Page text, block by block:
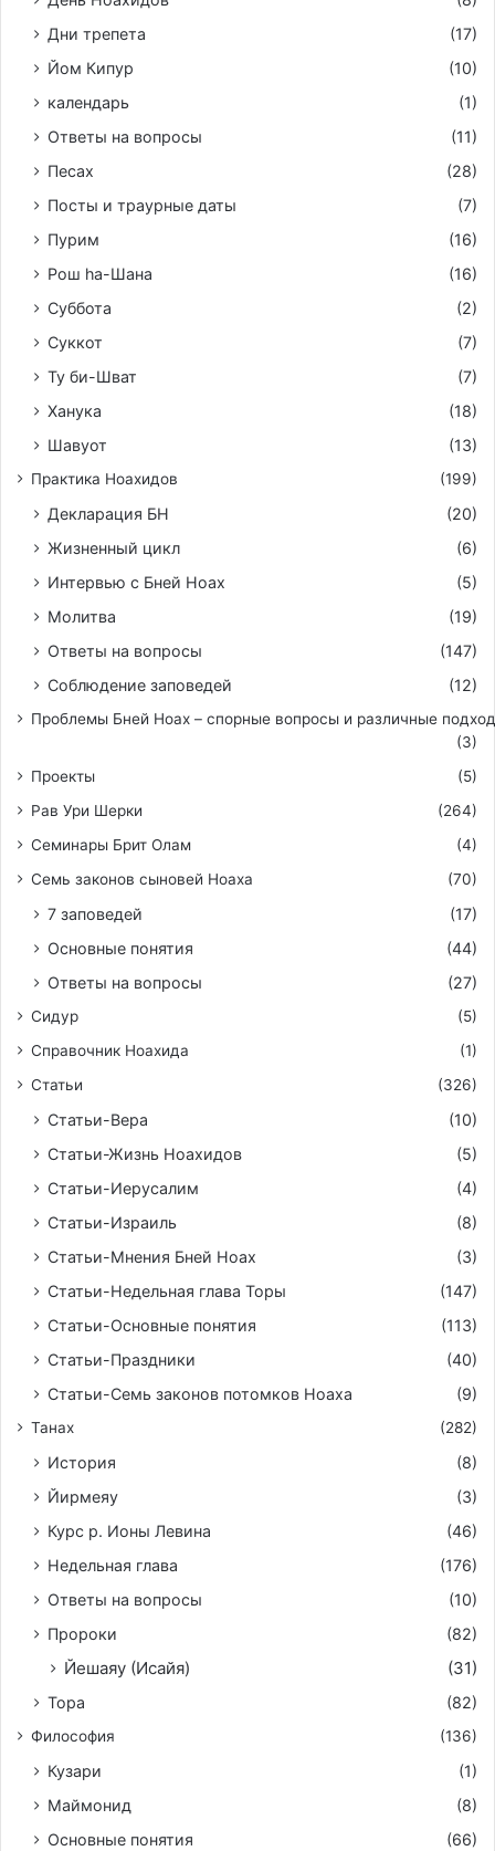
Дни трепета
(17)
Йом Кипур
(10)
календарь
(1)
Ответы на вопросы
(11)
Песах
(28)
Посты и траурные даты
(7)
Пурим
(16)
Рош hа-Шана
(16)
Суббота
(2)
Суккот
(7)
Ту би-Шват
(7)
Ханука
(18)
Шавуот
(13)
Практика Ноахидов (199)
Декларация БН
(20)
Жизненный цикл
(6)
Интервью с Бней Ноах
(5)
Молитва
(19)
Ответы на вопросы
(147)
Соблюдение заповедей
(12)
Проблемы Бней Ноах – спорные вопросы и различные
(3)
Проекты
(5)
Рав Ури Шерки
(264)
Семинары Брит Олам
(4)
Семь законов сыновей Ноаха
(70)
7 заповедей
(17)
Основные понятия
(44)
Ответы на вопросы
(27)
Сидур
(5)
Справочник Ноахида
(1)
Статьи
(326)
Статьи-Вера
(10)
Статьи-Жизнь Ноахидов
(5)
Статьи-Иерусалим
(4)
Статьи-Израиль
(8)
Статьи-Мнения Бней Ноах
(3)
Статьи-Недельная глава Торы
(147)
Статьи-Основные понятия
(113)
Статьи-Праздники
(40)
Статьи-Семь законов потомков Ноаха
(9)
Танах (282)
История
(8)
Йирмeяу
(3)
Курс р. Ионы Левина
(46)
Недельная глава
(176)
Ответы на вопросы
(10)
Пророки
(82)
Йешаяу (Исайя) (31)
Тора (82)
Философия (136)
Кузари
(1)
Маймонид
(8)
Основные понятия
(66)